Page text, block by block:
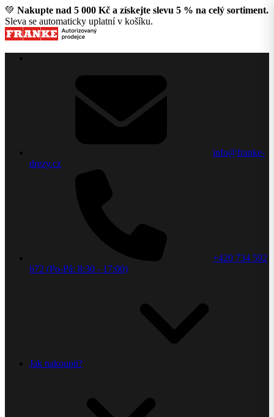
💚 Nakupte nad 5 000 Kč a získejte slevu 5 % na celý sortiment.
Sleva se automaticky uplatní v košíku.
info@franke-
drezy.cz
+420 734 592
672 (Po-Pá: 8:30 - 17:00)
Jak nakoupit?